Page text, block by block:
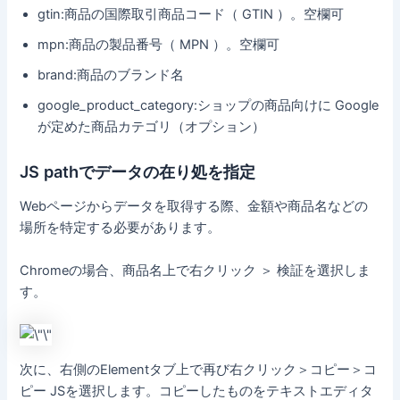
gtin:商品の国際取引商品コード（ GTIN ）。空欄可
mpn:商品の製品番号（ MPN ）。空欄可
brand:商品のブランド名
google_product_category:ショップの商品向けに Google
が定めた商品カテゴリ（オプション）
JS pathでデータの在り処を指定
Webページからデータを取得する際、金額や商品名などの
場所を特定する必要があります。
Chromeの場合、商品名上で右クリック ＞ 検証を選択しま
す。
次に、右側のElementタブ上で再び右クリック＞コピー＞コ
ピー JSを選択します。コピーしたものをテキストエディタ